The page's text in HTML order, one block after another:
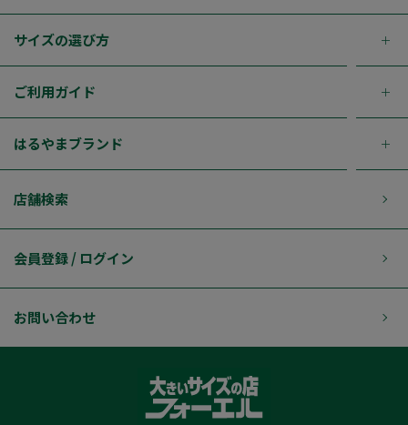
サイズの選び方
ご利用ガイド
はるやまブランド
店舗検索
会員登録 / ログイン
お問い合わせ